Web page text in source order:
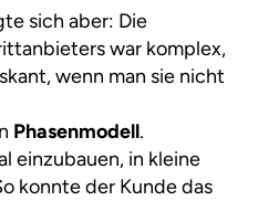
sich aber: Die
war komplex,
wenn man sie nicht
Phasenmodell.
einzubauen, in kleine
konnte der Kunde das